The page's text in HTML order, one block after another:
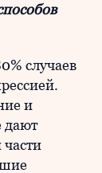
случаев
и
дают
части